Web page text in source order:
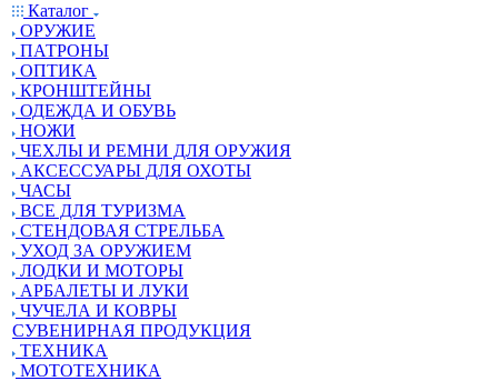
Каталог
ОРУЖИЕ
ПАТРОНЫ
ОПТИКА
КРОНШТЕЙНЫ
ОДЕЖДА И ОБУВЬ
НОЖИ
ЧЕХЛЫ И РЕМНИ ДЛЯ ОРУЖИЯ
АКСЕССУАРЫ ДЛЯ ОХОТЫ
ЧАСЫ
ВСЕ ДЛЯ ТУРИЗМА
СТЕНДОВАЯ СТРЕЛЬБА
УХОД ЗА ОРУЖИЕМ
ЛОДКИ И МОТОРЫ
АРБАЛЕТЫ И ЛУКИ
ЧУЧЕЛА И КОВРЫ
СУВЕНИРНАЯ ПРОДУКЦИЯ
ТЕХНИКА
МОТОТЕХНИКА